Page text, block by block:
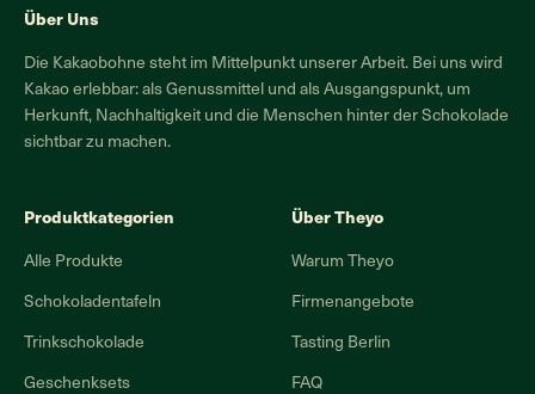
Über Uns
Die Kakaobohne steht im Mittelpunkt unserer Arbeit. Bei uns wird
Kakao erlebbar: als Genussmittel und als Ausgangspunkt, um
Herkunft, Nachhaltigkeit und die Menschen hinter der Schokolade
sichtbar zu machen.
Produktkategorien
Alle Produkte
Schokoladentafeln
Trinkschokolade
Geschenksets
Über Theyo
Warum Theyo
Firmenangebote
Tasting Berlin
FAQ